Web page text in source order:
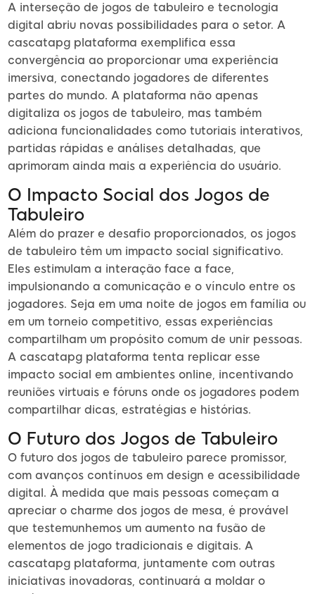
A interseção de jogos de tabuleiro e tecnologia
digital abriu novas possibilidades para o setor. A
cascatapg plataforma exemplifica essa
convergência ao proporcionar uma experiência
imersiva, conectando jogadores de diferentes
partes do mundo. A plataforma não apenas
digitaliza os jogos de tabuleiro, mas também
adiciona funcionalidades como tutoriais interativos,
partidas rápidas e análises detalhadas, que
aprimoram ainda mais a experiência do usuário.
O Impacto Social dos Jogos de
Tabuleiro
Além do prazer e desafio proporcionados, os jogos
de tabuleiro têm um impacto social significativo.
Eles estimulam a interação face a face,
impulsionando a comunicação e o vínculo entre os
jogadores. Seja em uma noite de jogos em família ou
em um torneio competitivo, essas experiências
compartilham um propósito comum de unir pessoas.
A cascatapg plataforma tenta replicar esse
impacto social em ambientes online, incentivando
reuniões virtuais e fóruns onde os jogadores podem
compartilhar dicas, estratégias e histórias.
O Futuro dos Jogos de Tabuleiro
O futuro dos jogos de tabuleiro parece promissor,
com avanços contínuos em design e acessibilidade
digital. À medida que mais pessoas começam a
apreciar o charme dos jogos de mesa, é provável
que testemunhemos um aumento na fusão de
elementos de jogo tradicionais e digitais. A
cascatapg plataforma, juntamente com outras
iniciativas inovadoras, continuará a moldar o